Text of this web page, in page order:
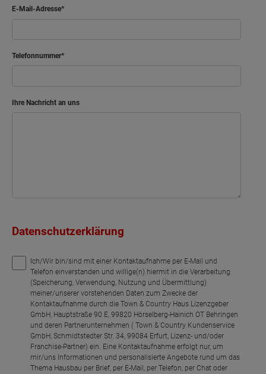
Kind
Bad
E-Mail-Adresse
Telefonnummer
Ihre Nachricht an uns
Datenschutzerklärung
Ich/Wir bin/sind mit einer Kontaktaufnahme per E-Mail und
Telefon einverstanden und willige(n) hiermit in die Verarbeitung
(Speicherung, Verwendung, Nutzung und Übermittlung)
meiner/unserer vorstehenden Daten zum Zwecke der
Kontaktaufnahme durch die Town & Country Haus Lizenzgeber
GmbH, Hauptstraße 90 E, 99820 Hörselberg-Hainich OT Behringen
und deren Partnerunternehmen ( Town & Country Kundenservice
GmbH, Schmidtstedter Str. 34, 99084 Erfurt, Lizenz- und/oder
Franchise-Partner) ein. Eine Kontaktaufnahme erfolgt nur, um
mir/uns Informationen und personalisierte Angebote rund um das
Thema Hausbau per Brief, per E-Mail, per Telefon, per Chat oder